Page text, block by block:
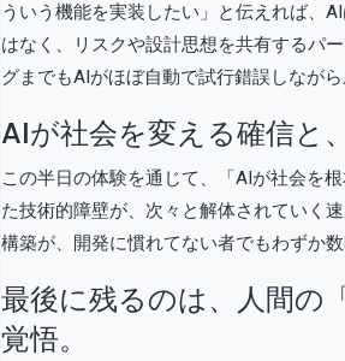
ういう機能を実装したい」と伝えれば、
はなく、リスクや設計思想を共有するパ
グまでもAIがほぼ自動で試行錯誤しなが
AIが社会を変える確信と
この半日の体験を通じて、「AIが社会を
た技術的障壁が、次々と解体されていく
構築が、開発に慣れてない者でもわずか
最後に残るのは、人間の
覚悟。